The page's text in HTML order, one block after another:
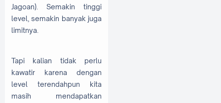
Jagoan). Semakin tinggi
level, semakin banyak juga
limitnya.
Tapi kalian tidak perlu
kawatir karena dengan
level terendahpun kita
masih mendapatkan